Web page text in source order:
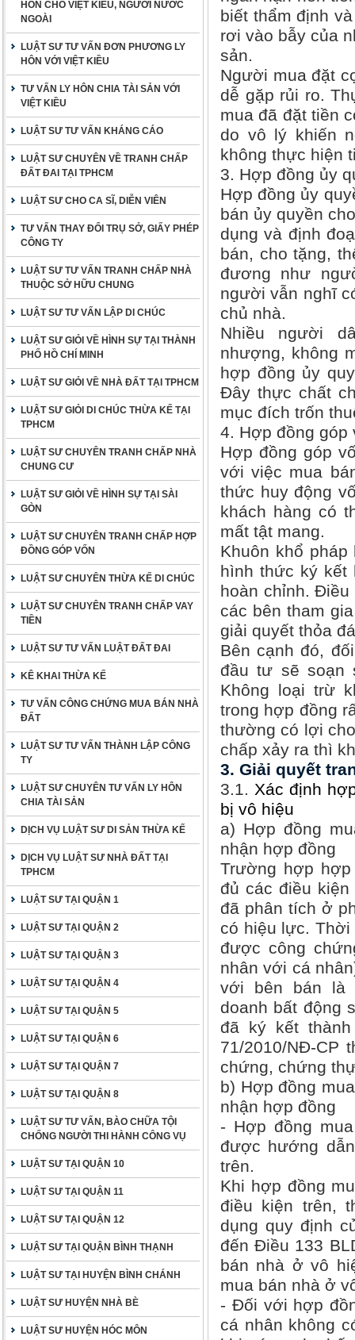
HÔN CHO VIỆT KIỀU, NGƯỜI NƯỚC
NGOÀI
LUẬT SƯ TƯ VẤN ĐƠN PHƯƠNG LY
HÔN VỚI VIỆT KIỀU
TƯ VẤN LY HÔN CHIA TÀI SẢN VỚI
VIỆT KIỀU
LUẬT SƯ TƯ VẤN KHÁNG CÁO
LUẬT SƯ CHUYÊN VỀ TRANH CHẤP
ĐẤT ĐAI TẠI TPHCM
LUẬT SƯ CHO CA SĨ, DIỄN VIÊN
TƯ VẤN THAY ĐỔI TRỤ SỞ, GIẤY PHÉP
CÔNG TY
LUẬT SƯ TƯ VẤN TRANH CHẤP NHÀ
THUỘC SỞ HỮU CHUNG
LUẬT SƯ TƯ VẤN LẬP DI CHÚC
LUẬT SƯ GIỎI VỀ HÌNH SỰ TẠI THÀNH
PHỐ HỒ CHÍ MINH
LUẬT SƯ GIỎI VỀ NHÀ ĐẤT TẠI TPHCM
LUẬT SƯ GIỎI DI CHÚC THỪA KẾ TẠI
TPHCM
LUẬT SƯ CHUYÊN TRANH CHẤP NHÀ
CHUNG CƯ
LUẬT SƯ GIỎI VỀ HÌNH SỰ TẠI SÀI
GÒN
LUẬT SƯ CHUYÊN TRANH CHẤP HỢP
ĐỒNG GÓP VỐN
LUẬT SƯ CHUYÊN THỪA KẾ DI CHÚC
LUẬT SƯ CHUYÊN TRANH CHẤP VAY
TIỀN
LUẬT SƯ TƯ VẤN LUẬT ĐẤT ĐAI
KÊ KHAI THỪA KẾ
TƯ VẤN CÔNG CHỨNG MUA BÁN NHÀ
ĐẤT
LUẬT SƯ TƯ VẤN THÀNH LẬP CÔNG
TY
LUẬT SƯ CHUYÊN TƯ VẤN LY HÔN
CHIA TÀI SẢN
DỊCH VỤ LUẬT SƯ DI SẢN THỪA KẾ
DỊCH VỤ LUẬT SƯ NHÀ ĐẤT TẠI
TPHCM
LUẬT SƯ TẠI QUẬN 1
LUẬT SƯ TẠI QUẬN 2
LUẬT SƯ TẠI QUẬN 3
LUẬT SƯ TẠI QUẬN 4
LUẬT SƯ TẠI QUẬN 5
LUẬT SƯ TẠI QUẬN 6
LUẬT SƯ TẠI QUẬN 7
LUẬT SƯ TẠI QUẬN 8
LUẬT SƯ TƯ VẤN, BÀO CHỮA TỘI
CHỐNG NGƯỜI THI HÀNH CÔNG VỤ
LUẬT SƯ TẠI QUẬN 10
LUẬT SƯ TẠI QUẬN 11
LUẬT SƯ TẠI QUẬN 12
LUẬT SƯ TẠI QUẬN BÌNH THẠNH
LUẬT SƯ TẠI HUYỆN BÌNH CHÁNH
LUẬT SƯ HUYỆN NHÀ BÈ
LUẬT SƯ HUYỆN HÓC MÔN
biết thẩm định
rơi vào bẫy của
sản.
Người mua đặt
dễ gặp rủi ro.
mua đã đặt tiền
do vô lý khiến
không thực hiện
3. Hợp đồng ủy
Hợp đồng ủy
bán ủy quyền
dụng và định
bán, cho tặng,
đương như
người vẫn nghĩ
chủ nhà.
Nhiều người
nhượng, không
hợp đồng ủy
Đây thực chất
mục đích trốn
4. Hợp đồng góp
Hợp đồng góp
với việc mua
thức huy động
khách hàng có
mất tật mang.
Khuôn khổ
hình thức ký kết
hoàn chỉnh.
các bên tham
giải quyết thỏa
Bên cạnh đó,
đầu tư sẽ soạn
Không loại trừ
trong hợp đồng
thường có lợi
chấp xảy ra thì
3. Giải quyết
3.1. Xác định
bị vô hiệu
a) Hợp đồng
nhận hợp đồng
Trường hợp
đủ các điều
đã phân tích ở
có hiệu lực.
được công
nhân với cá
với bên bán là
doanh bất động
đã ký kết
71/2010/NĐ-CP
chứng, chứng
b) Hợp đồng
nhận hợp đồng
- Hợp đồng
được hướng
trên.
Khi hợp đồng
điều kiện trên,
dụng quy định
đến Điều 133
bán nhà ở vô
mua bán nhà ở
- Đối với hợp
cá nhân không